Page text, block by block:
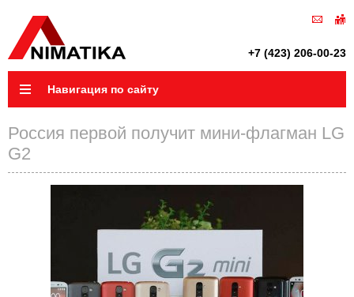
+7 (423) 206-00-23
Навигация по сайту
Россия первой получит мини-флагман LG
G2